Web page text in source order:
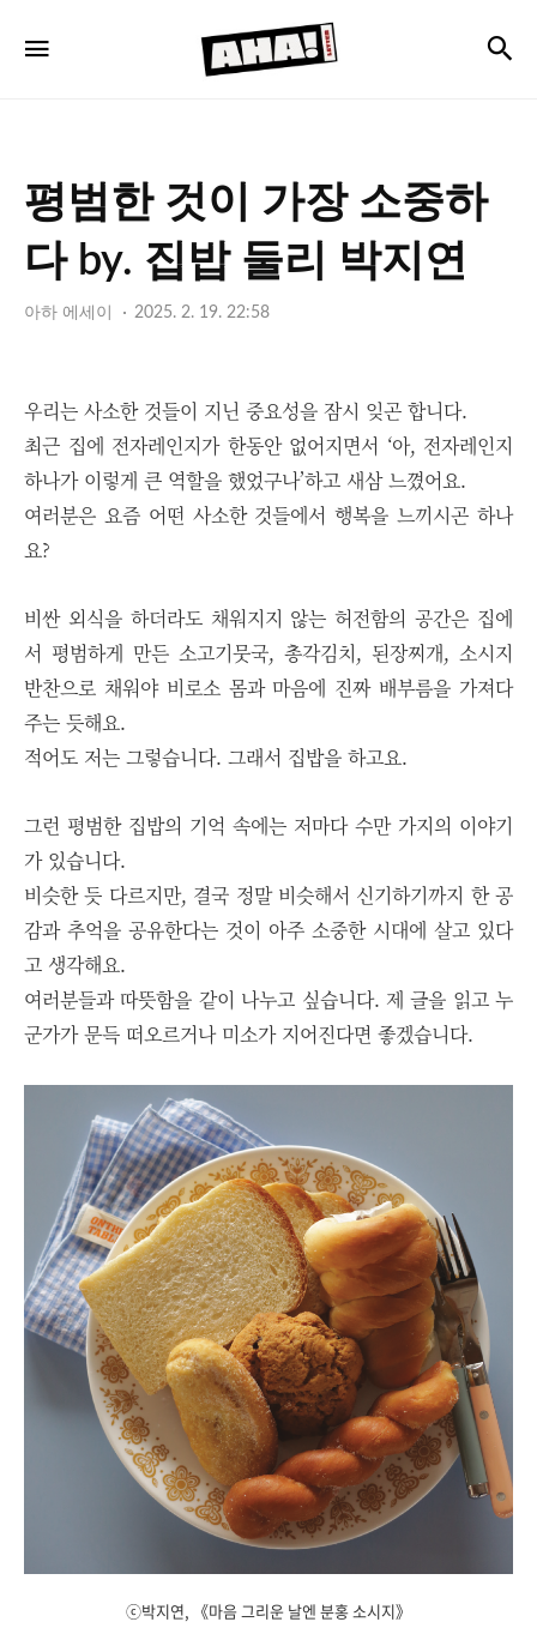
아
하
평범한 것이 가장 소중하
다 by. 집밥 둘리 박지연
아하 에세이 2025. 2. 19. 22:58
우리는 사소한 것들이 지닌 중요성을 잠시 잊곤 합니다.
최근 집에 전자레인지가 한동안 없어지면서 ‘아, 전자레인지
하나가 이렇게 큰 역할을 했었구나’하고 새삼 느꼈어요.
여러분은 요즘 어떤 사소한 것들에서 행복을 느끼시곤 하나
요?
비싼 외식을 하더라도 채워지지 않는 허전함의 공간은 집에
서 평범하게 만든 소고기뭇국, 총각김치, 된장찌개, 소시지
반찬으로 채워야 비로소 몸과 마음에 진짜 배부름을 가져다
주는 듯해요.
적어도 저는 그렇습니다. 그래서 집밥을 하고요.
그런 평범한 집밥의 기억 속에는 저마다 수만 가지의 이야기
가 있습니다.
비슷한 듯 다르지만, 결국 정말 비슷해서 신기하기까지 한 공
감과 추억을 공유한다는 것이 아주 소중한 시대에 살고 있다
고 생각해요.
여러분들과 따뜻함을 같이 나누고 싶습니다. 제 글을 읽고 누
군가가 문득 떠오르거나 미소가 지어진다면 좋겠습니다.
ⓒ박지연, 《마음 그리운 날엔 분홍 소시지》